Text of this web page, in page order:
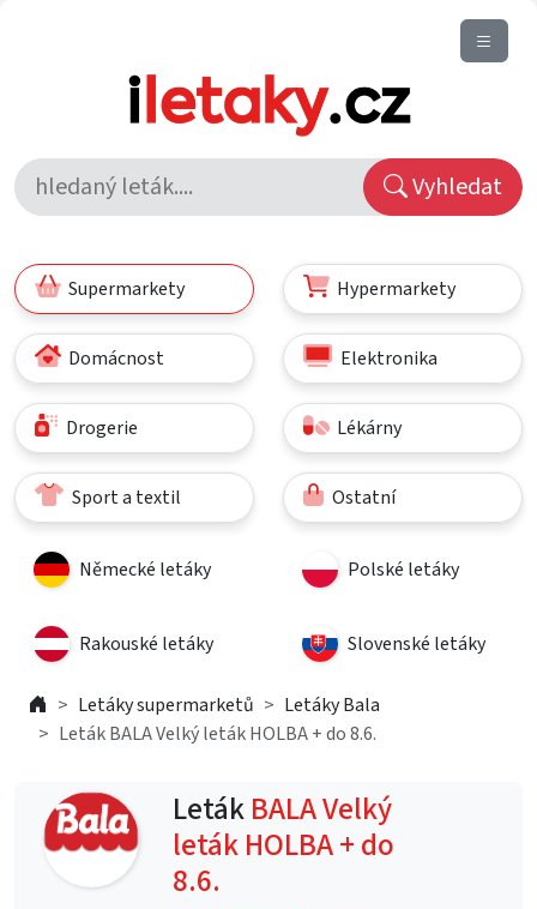
Vyhledat
Supermarkety Hypermarkety
Domácnost Elektronika
Drogerie Lékárny
Sport a textil Ostatní
Německé letáky Polské letáky
Rakouské letáky Slovenské letáky
Letáky supermarketů
Letáky Bala
Leták BALA Velký leták HOLBA + do 8.6.
LetákBALA Velký
leták HOLBA + do
8.6.